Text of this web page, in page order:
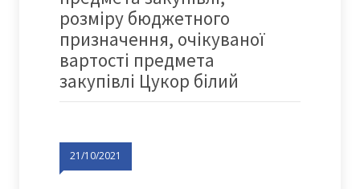
розміру бюджетного
призначення, очікуваної
вартості предмета
закупівлі Цукор білий
21/10/2021